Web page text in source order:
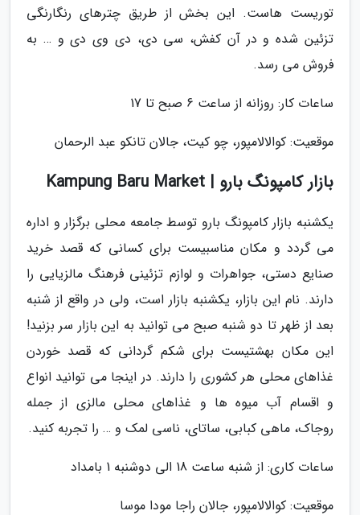
توریست هاست. این بخش از طریق چترهای رنگارنگی
تزئین شده و در آن کفش، سی دی، دی وی دی و … به
فروش می رسد.
ساعات کار: روزانه از ساعت 6 صبح تا 17
موقعیت: کوالالامپور، چو کیت، جالان تانکو عبد الرحمان
بازار کامپونگ بارو | Kampung Baru Market
یکشنبه بازار کامپونگ بارو توسط جامعه محلی برگزار و اداره
می گردد و مکان مناسبیست برای کسانی که قصد خرید
صنایع دستی، جواهرات و لوازم تزئینی فرهنگ مالزیایی را
دارند. نام این بازار، یکشنبه بازار است، ولی در واقع از شنبه
بعد از ظهر تا دو شنبه صبح می توانید به این بازار سر بزنید!
این مکان بهشتیست برای شکم گردانی که قصد خوردن
غذاهای محلی هر کشوری را دارند. در اینجا می توانید انواع
و اقسام آب میوه ها و غذاهای محلی مالزی از جمله
روجاک، ماهی کبابی، ساتای، ناسی لمک و … را تجربه کنید.
ساعات کاری: از شنبه ساعت 18 الی دوشنبه 1 بامداد
موقعیت: کوالالامپور، جالان راجا مودا موسا